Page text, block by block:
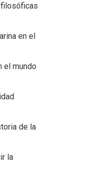
filosóficas
en el
el mundo
de la
la